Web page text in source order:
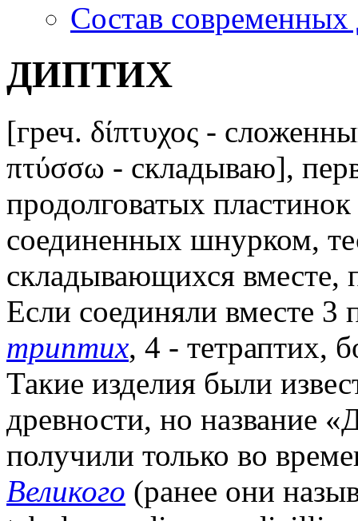
Состав
ДИПТИХ
[греч. δίπτυχος -
πτύσσω - складываю],
продолговатых
соединенных шнурком,
складывающихся вместе,
Если соединяли вместе 3
триптих, 4 - тетраптих,
Такие изделия были
древности, но название
получили только во
Великого (ранее они